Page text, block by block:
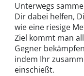
Unterwegs
Dir dabei helfen,
wie eine riesige
Ziel kommt man
Gegner
indem Ihr
einschießt.